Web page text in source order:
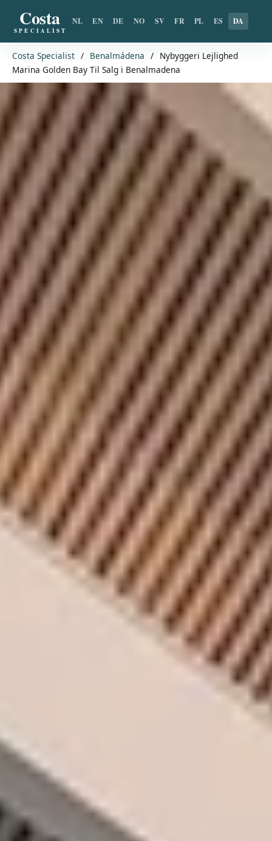
Costa
SPECIALIST
NL EN DE NO SV FR PL ES DA
Costa Specialist / Benalmádena / Nybyggeri Lejlighed
Marina Golden Bay Til Salg i Benalmadena